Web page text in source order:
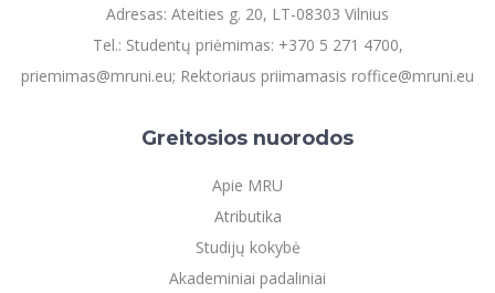
Adresas: Ateities g. 20, LT-08303 Vilnius
Tel.: Studentų priėmimas: +370 5 271 4700,
priemimas@mruni.eu; Rektoriaus priimamasis roffice@mruni.eu
Greitosios nuorodos
Apie MRU
Atributika
Studijų kokybė
Akademiniai padaliniai